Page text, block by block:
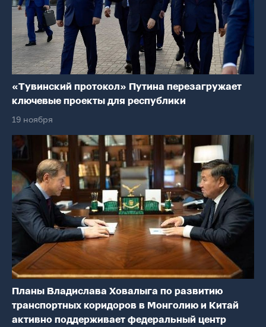
«Тувинский протокол» Путина перезагружает
ключевые проекты для республики
19 ноября
Планы Владислава Ховалыга по развитию
транспортных коридоров в Монголию и Китай
активно поддерживает федеральный центр